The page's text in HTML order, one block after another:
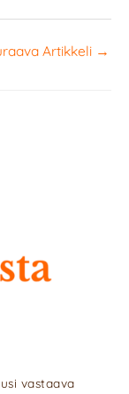
Artikkeli →
vastaava